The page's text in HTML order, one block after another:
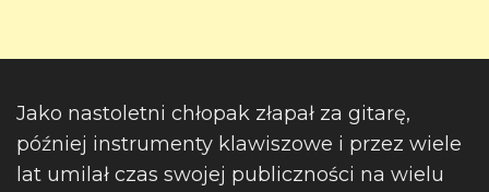
Jako nastoletni chłopak złapał za gitarę,
później instrumenty klawiszowe i przez wiele
lat umilał czas swojej publiczności na wielu